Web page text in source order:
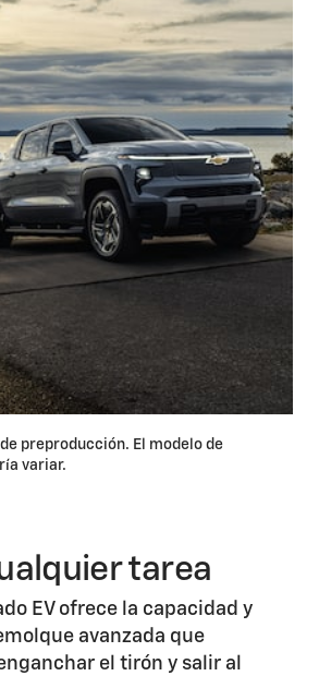
preproducción. El modelo de
variar.
tarea
EV ofrece la capacidad y
avanzada que
el tirón y salir al